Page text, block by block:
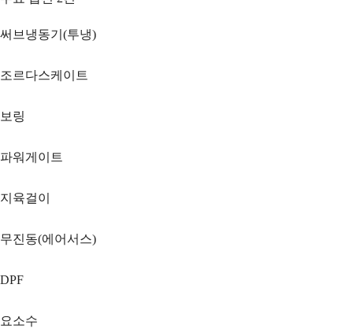
써브냉동기(투냉)
조르다스케이트
보링
파워게이트
지육걸이
무진동(에어서스)
DPF
요소수